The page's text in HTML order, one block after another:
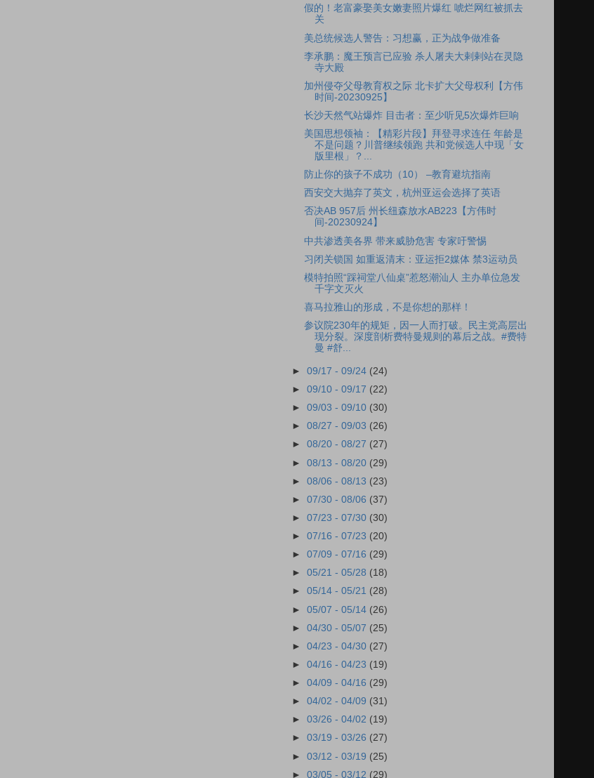
假的！老富豪娶美女嫩妻照片爆红 唬烂网红被抓去
关
美总统候选人警告：习想赢，正为战争做准备
李承鹏：魔王预言已应验 杀人屠夫大剌剌站在灵隐
寺大殿
加州侵夺父母教育权之际 北卡扩大父母权利【方伟
时间-20230925】
长沙天然气站爆炸 目击者：至少听见5次爆炸巨响
美国思想领袖：【精彩片段】拜登寻求连任 年龄是
不是问题？川普继续领跑 共和党候选人中现「女
版里根」？...
防止你的孩子不成功（10） –教育避坑指南
西安交大抛弃了英文，杭州亚运会选择了英语
否决AB 957后 州长纽森放水AB223【方伟时
间-20230924】
中共渗透美各界 带来威胁危害 专家吁警惕
习闭关锁国 如重返清末：亚运拒2媒体 禁3运动员
模特拍照“踩祠堂八仙桌”惹怒潮汕人 主办单位急发
千字文灭火
喜马拉雅山的形成，不是你想的那样！
参议院230年的规矩，因一人而打破。民主党高层出
现分裂。深度剖析费特曼规则的幕后之战。#费特
曼 #舒...
►09/17 - 09/24 (24)
►09/10 - 09/17 (22)
►09/03 - 09/10 (30)
►08/27 - 09/03 (26)
►08/20 - 08/27 (27)
►08/13 - 08/20 (29)
►08/06 - 08/13 (23)
►07/30 - 08/06 (37)
►07/23 - 07/30 (30)
►07/16 - 07/23 (20)
►07/09 - 07/16 (29)
►05/21 - 05/28 (18)
►05/14 - 05/21 (28)
►05/07 - 05/14 (26)
►04/30 - 05/07 (25)
►04/23 - 04/30 (27)
►04/16 - 04/23 (19)
►04/09 - 04/16 (29)
►04/02 - 04/09 (31)
►03/26 - 04/02 (19)
►03/19 - 03/26 (27)
►03/12 - 03/19 (25)
►03/05 - 03/12 (29)